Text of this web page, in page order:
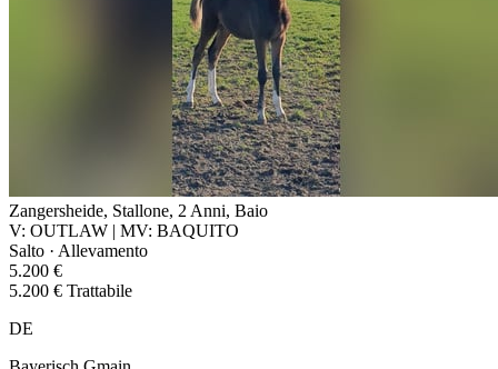
Zangersheide, Stallone, 2 Anni, Baio
V: OUTLAW | MV: BAQUITO
Salto · Allevamento
5.200 €
5.200 € Trattabile
DE